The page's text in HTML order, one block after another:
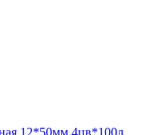
12*50мм 4цв*100л